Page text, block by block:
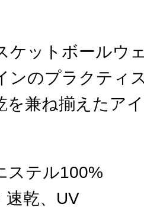
ケットボールウ
ンのプラクティ
を兼ね揃えたア
ステル100%
速乾、UV